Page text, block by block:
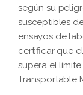
según su
susceptibles
ensayos de
certificar que
supera el
Transportable